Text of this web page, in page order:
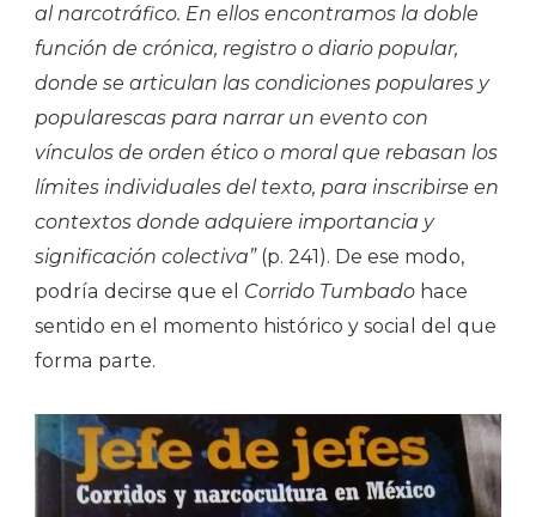
al narcotráfico. En ellos encontramos la doble
función de crónica, registro o diario popular,
donde se articulan las condiciones populares y
popularescas para narrar un evento con
vínculos de orden ético o moral que rebasan los
límites individuales del texto, para inscribirse en
contextos donde adquiere importancia y
significación colectiva”(p. 241). De ese modo,
podría decirse que el Corrido Tumbado hace
sentido en el momento histórico y social del que
forma parte.